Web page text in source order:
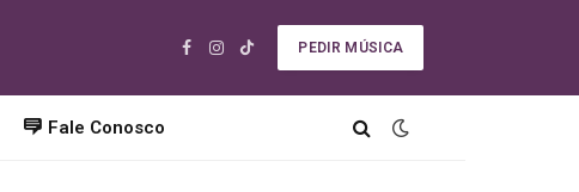
Facebook
Instagram
TikTok
PEDIR MÚSICA
Fale Conosco